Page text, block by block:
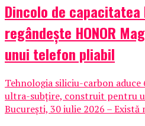
Dincolo de
regândește HONOR
unui telefon pliabil
Tehnologia siliciu-carbon
ultra-subțire, construit pentru
București, 30 iulie 2026 – Există